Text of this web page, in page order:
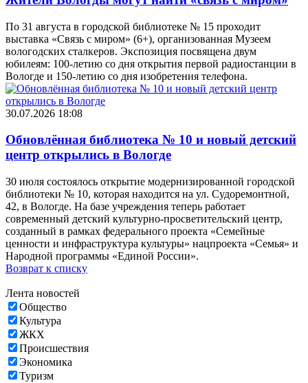
По 31 августа в городской библиотеке № 15 проходит
выставка «Связь с миром» (6+), организованная Музеем
вологодских сталкеров. Экспозиция посвящена двум
юбилеям: 100-летию со дня открытия первой радиостанции в
Вологде и 150-летию со дня изобретения телефона.
30.07.2026 18:08
Обновлённая библиотека № 10 и новый детский
центр открылись в Вологде
30 июля состоялось открытие модернизированной городской
библиотеки № 10, которая находится на ул. Судоремонтной,
42, в Вологде. На базе учреждения теперь работает
современный детский культурно-просветительский центр,
созданный в рамках федерального проекта «Семейные
ценности и инфраструктура культуры» нацпроекта «Семья» и
Народной программы «Единой России».
Возврат к списку
Лента новостей
Общество
Культура
ЖКХ
Происшествия
Экономика
Туризм